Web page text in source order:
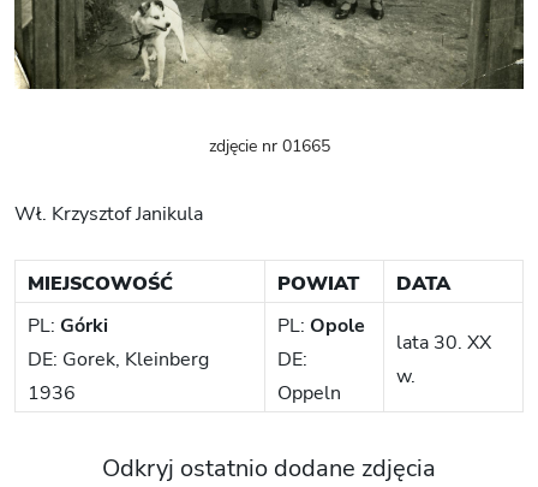
zdjęcie nr 01665
Wł. Krzysztof Janikula
MIEJSCOWOŚĆ POWIAT
DATA
PL: Górki
DE: Gorek, Kleinberg
1936
PL: Opole
DE:
Oppeln
lata 30. XX
w.
Odkryj ostatnio dodane zdjęcia